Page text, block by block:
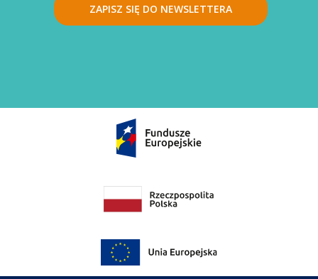
ZAPISZ SIĘ DO NEWSLETTERA